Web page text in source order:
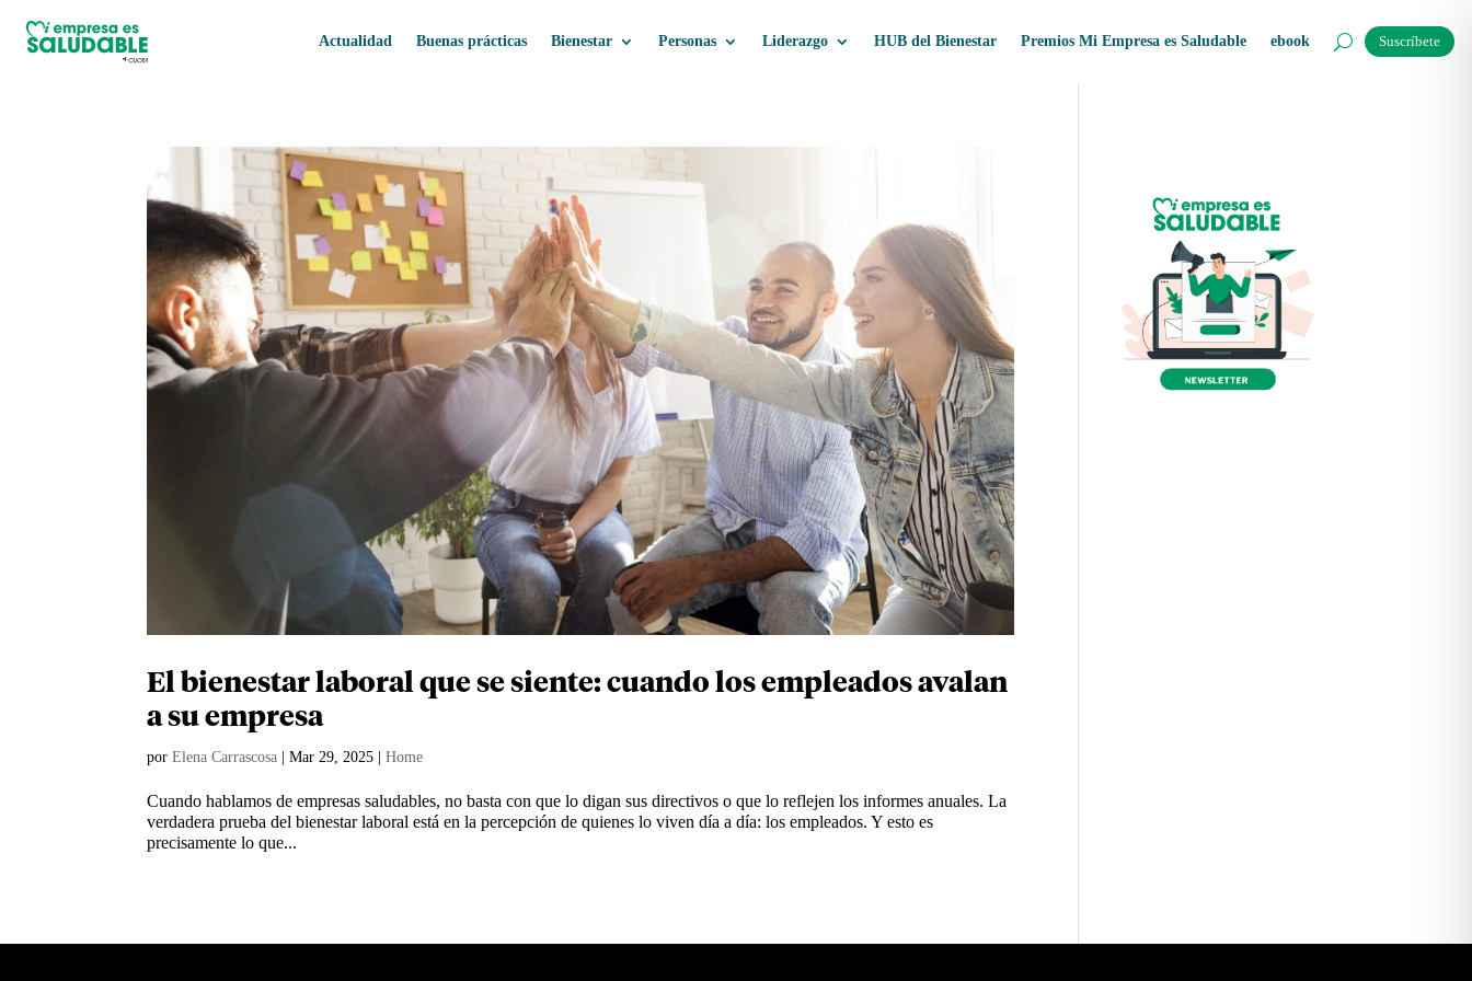
Actualidad Buenas prácticas Bienestar Personas Liderazgo HUB del Bienestar Premios Mi Empresa es Saludable ebook Suscríbete
El bienestar laboral que se siente: cuando los empleados avalan
a su empresa
porElena Carrascosa |Mar 29, 2025 |Home
Cuando hablamos de empresas saludables, no basta con que lo digan sus directivos o que lo reflejen los informes anuales. La
verdadera prueba del bienestar laboral está en la percepción de quienes lo viven día a día: los empleados. Y esto es
precisamente lo que...